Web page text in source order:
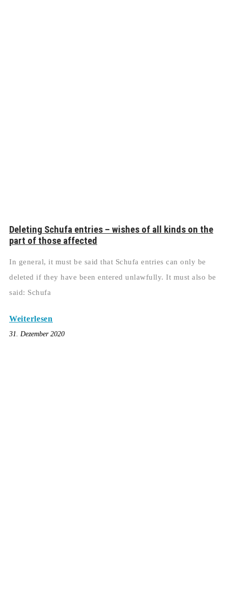
Deleting Schufa entries – wishes of all kinds on the
part of those affected
In general, it must be said that Schufa entries can only be
deleted if they have been entered unlawfully. It must also be
said: Schufa
Weiterlesen
31. Dezember 2020